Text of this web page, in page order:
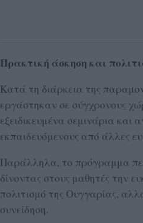
Πρακτική άσκηση και
Κατά τη διάρκεια της
εργάστηκαν σε σύγχρονους
εξειδικευμένα σεμινάρια και
εκπαιδευόμενους από άλλες
Παράλληλα, το πρόγραμμα
δίνοντας στους μαθητές την
πολιτισμό της Ουγγαρίας,
συνείδηση.